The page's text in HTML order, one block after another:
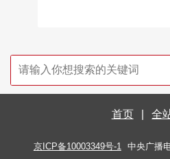
首页 全
京ICP备10003349号-1 中央广播